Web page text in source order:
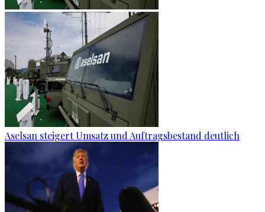
Aselsan steigert Umsatz und Auftragsbestand deutlich